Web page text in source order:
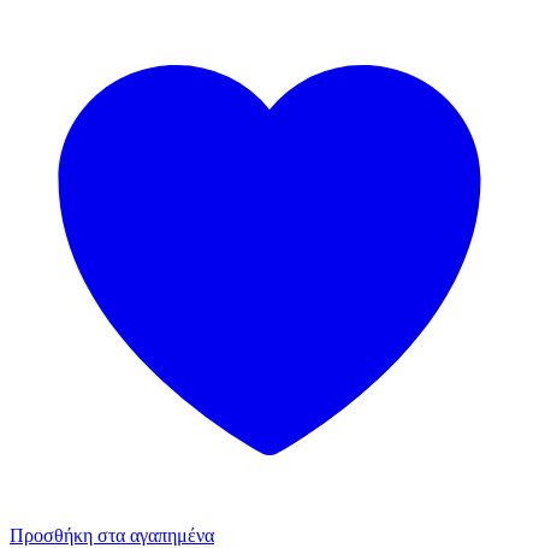
Προσθήκη στα αγαπημένα